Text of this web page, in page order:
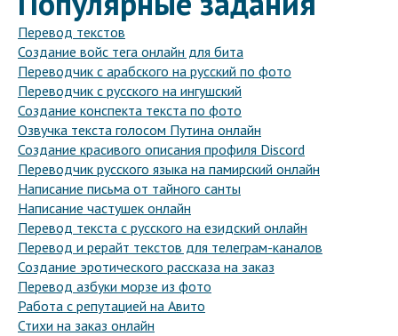
Перевод текстов
Создание войс тега онлайн для бита
Переводчик с арабского на русский по фото
Переводчик с русского на ингушский
Создание конспекта текста по фото
Озвучка текста голосом Путина онлайн
Создание красивого описания профиля Discord
Переводчик русского языка на памирский онлайн
Написание письма от тайного санты
Написание частушек онлайн
Перевод текста с русского на езидский онлайн
Перевод и рерайт текстов для телеграм-каналов
Создание эротического рассказа на заказ
Перевод азбуки морзе из фото
Работа с репутацией на Авито
Стихи на заказ онлайн